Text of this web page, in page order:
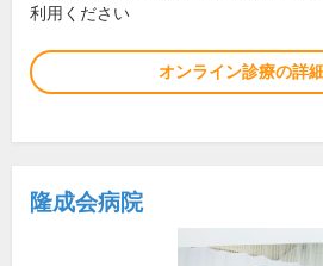
利用ください
オンライン診療の詳
隆成会病院